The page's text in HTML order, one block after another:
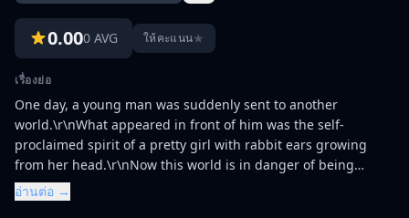
0.000 AVG ให้คะแนน★
เรื่องย่อ
One day, a young man was suddenly sent to another
world.\r\nWhat appeared in front of him was the self-
proclaimed spirit of a pretty girl with rabbit ears growing
from her head.\r\nNow this world is in danger of being
destroyed by a force called Aqui.\r\nShe was convinced that
she was a hero, and she wanted her to save the world
อ่านต่อ →